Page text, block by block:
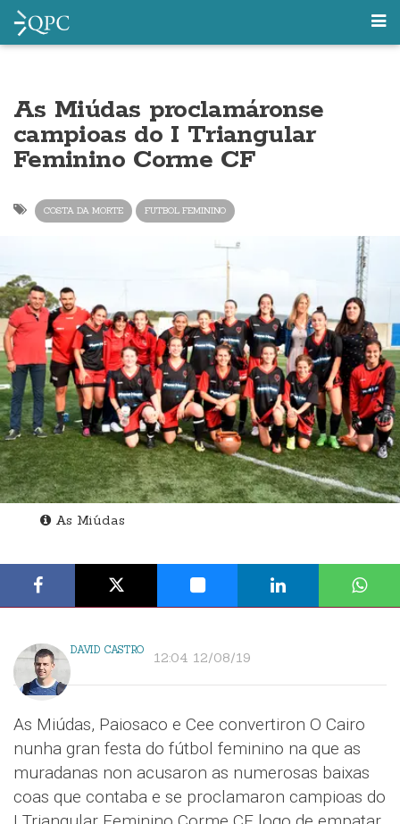
As Miúdas proclamáronse
campioas do I Triangular
Feminino Corme CF
COSTA DA MORTE FUTBOL FEMININO
As Miúdas
DAVID CASTRO 12:04 12/08/19
As Miúdas, Paiosaco e Cee convertiron O Cairo
nunha gran festa do fútbol feminino na que as
muradanas non acusaron as numerosas baixas
coas que contaba e se proclamaron campioas do